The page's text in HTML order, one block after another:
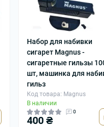
Набор для набивки
сигарет Magnus -
сигаретные гильзы
шт, машинка для
гильз
Код товара: Magnus
В наличии
0
400 ₴